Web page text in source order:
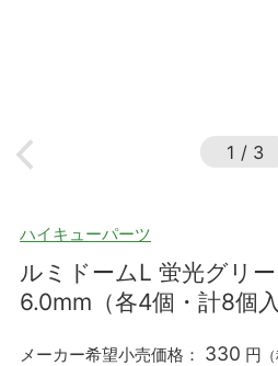
1 / 3
ハイキューパーツ
ルミドームL 蛍光グリ
6.0mm（各4個・計8個入
メーカー希望小売価格： 330 円